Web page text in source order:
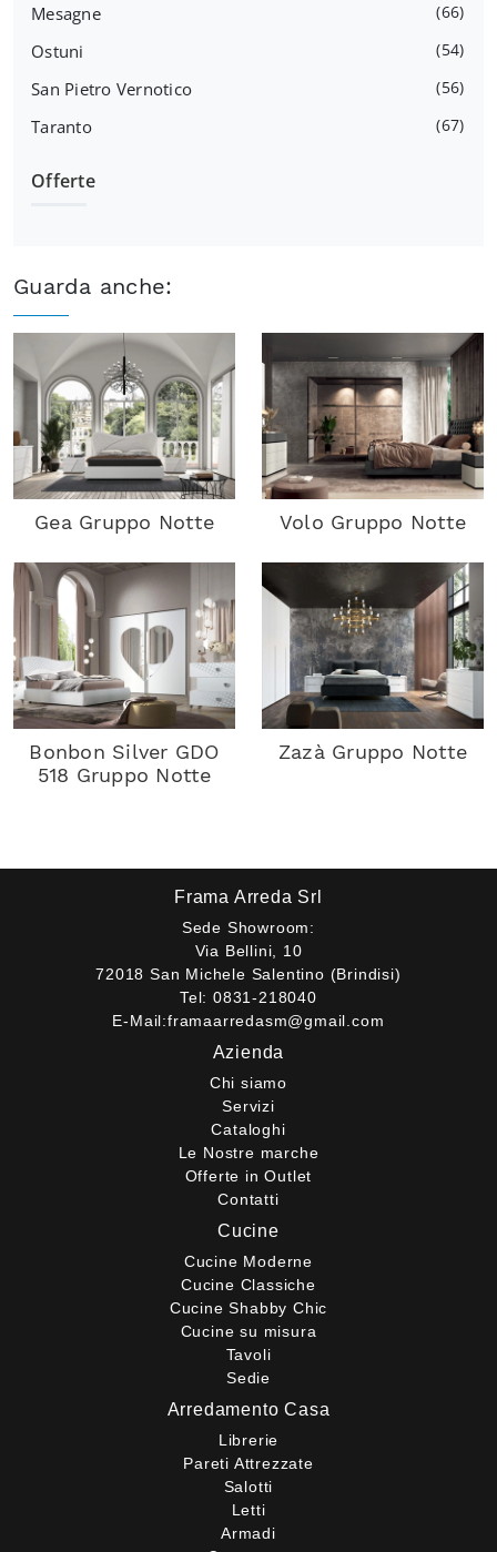
Mesagne 66
Ostuni 54
San Pietro Vernotico 56
Taranto 67
Offerte
Guarda anche:
Gea Gruppo Notte Volo Gruppo Notte
Bonbon Silver GDO
518 Gruppo Notte
Zazà Gruppo Notte
Frama Arreda Srl
Sede Showroom:
Via Bellini, 10
72018 San Michele Salentino (Brindisi)
Tel: 0831-218040
E-Mail:framaarredasm@gmail.com
Azienda
Chi siamo
Servizi
Cataloghi
Le Nostre marche
Offerte in Outlet
Contatti
Cucine
Cucine Moderne
Cucine Classiche
Cucine Shabby Chic
Cucine su misura
Tavoli
Sedie
Arredamento Casa
Librerie
Pareti Attrezzate
Salotti
Letti
Armadi